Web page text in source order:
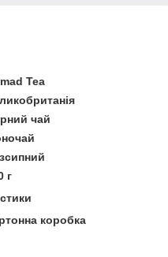
Tea
чай
г
коробка